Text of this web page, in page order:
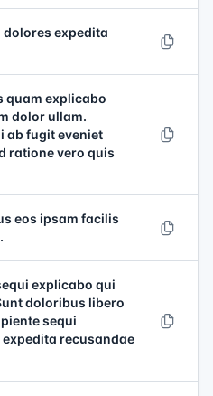
dolores expedita
quam explicabo
dolor ullam.
ab fugit eveniet
ratione vero quis
eos ipsam facilis
explicabo qui
doloribus libero
sequi
recusandae